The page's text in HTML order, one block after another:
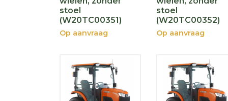
stoel
(W20TC00351)
Op aanvraag
stoel
(W20TC00352)
Op aanvraag